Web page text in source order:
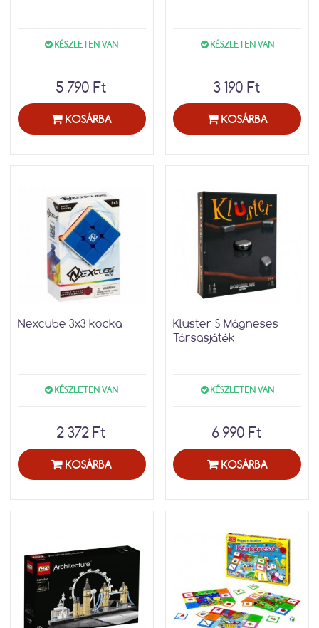
KÉSZLETEN VAN
5 790 Ft
KOSÁRBA
KÉSZLETEN VAN
3 190 Ft
KOSÁRBA
Nexcube 3x3 kocka
KÉSZLETEN VAN
2 372 Ft
KOSÁRBA
Kluster S Mágneses
Társasjáték
KÉSZLETEN VAN
6 990 Ft
KOSÁRBA